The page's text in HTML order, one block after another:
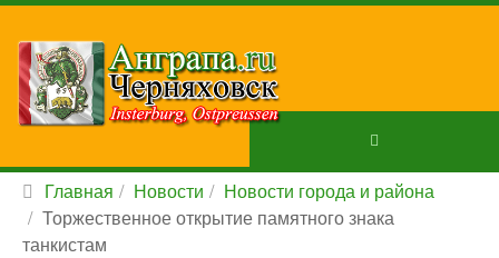
Главная Новости
Новости города и района
Торжественное открытие памятного знака
танкистам